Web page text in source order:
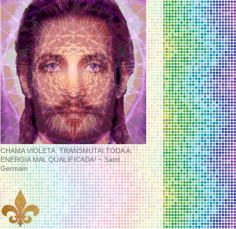
CHAMA VIOLETA, TRANSMUTAI TODA A
ENERGIA MAL QUALIFICADA! ~ Saint
Germain